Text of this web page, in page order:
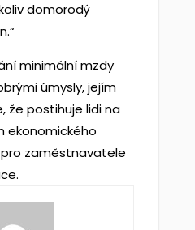
domorodý
minimální mzdy
úmysly, jejím
že postihuje lidi na
ekonomického
pro zaměstnavatele